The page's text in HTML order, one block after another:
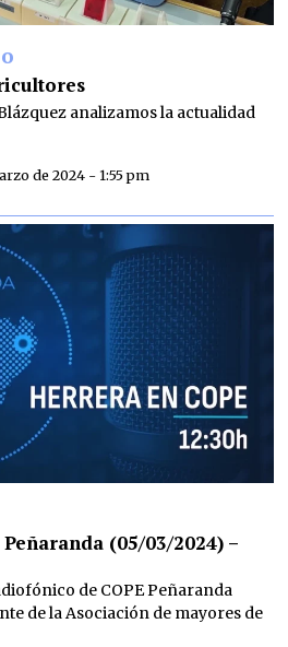
analizamos la actualidad
de 2024 - 1:55 pm
(05/03/2024) –
de COPE Peñaranda
de la Asociación de mayores de